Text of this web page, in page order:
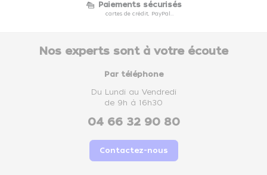
Paiements sécurisés
cartes de crédit, PayPal...
Nos experts sont à votre écoute
Par téléphone
Du Lundi au Vendredi
de 9h à 16h30
04 66 32 90 80
Contactez-nous